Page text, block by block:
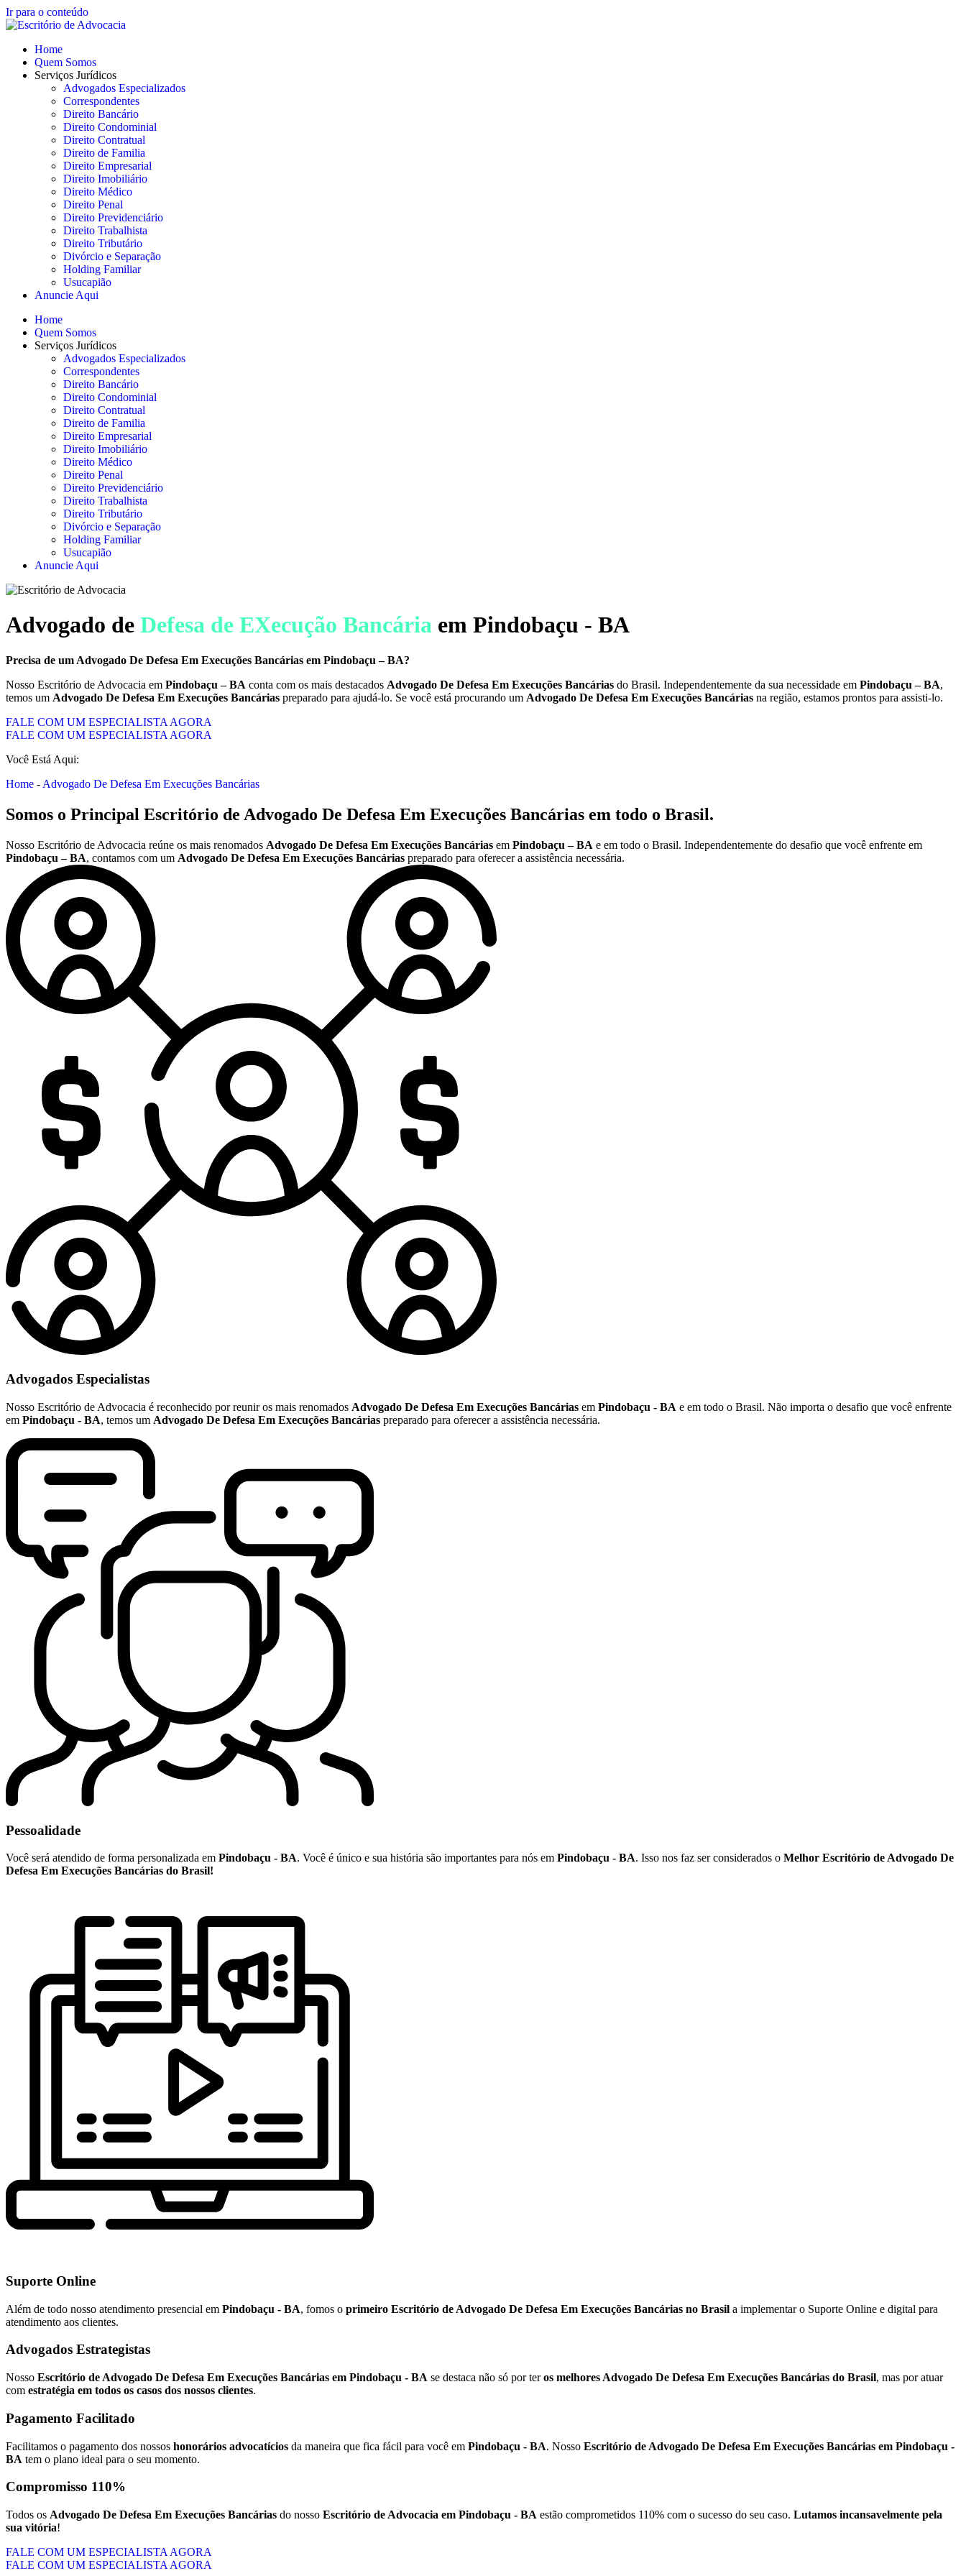
Ir para o conteúdo
Home
Quem Somos
Serviços Jurídicos
Advogados Especializados
Correspondentes
Direito Bancário
Direito Condominial
Direito Contratual
Direito de Familia
Direito Empresarial
Direito Imobiliário
Direito Médico
Direito Penal
Direito Previdenciário
Direito Trabalhista
Direito Tributário
Divórcio e Separação
Holding Familiar
Usucapião
Anuncie Aqui
Home
Quem Somos
Serviços Jurídicos
Advogados Especializados
Correspondentes
Direito Bancário
Direito Condominial
Direito Contratual
Direito de Familia
Direito Empresarial
Direito Imobiliário
Direito Médico
Direito Penal
Direito Previdenciário
Direito Trabalhista
Direito Tributário
Divórcio e Separação
Holding Familiar
Usucapião
Anuncie Aqui
Advogado de Defesa de EXecução Bancária em Pindobaçu - BA
Precisa de um Advogado De Defesa Em Execuções Bancárias em Pindobaçu – BA?
Nosso Escritório de Advocacia em Pindobaçu – BA conta com os mais destacados Advogado De Defesa Em Execuções Bancárias do Brasil. Independentemente da sua necessidade em Pindobaçu – BA,
temos um Advogado De Defesa Em Execuções Bancárias preparado para ajudá-lo. Se você está procurando um Advogado De Defesa Em Execuções Bancárias na região, estamos prontos para assisti-lo.
FALE COM UM ESPECIALISTA AGORA
FALE COM UM ESPECIALISTA AGORA
Você Está Aqui:
Home - Advogado De Defesa Em Execuções Bancárias
Somos o Principal Escritório de Advogado De Defesa Em Execuções Bancárias em todo o Brasil.
Nosso Escritório de Advocacia reúne os mais renomados Advogado De Defesa Em Execuções Bancárias em Pindobaçu – BA e em todo o Brasil. Independentemente do desafio que você enfrente em
Pindobaçu – BA, contamos com um Advogado De Defesa Em Execuções Bancárias preparado para oferecer a assistência necessária.
Advogados Especialistas
Nosso Escritório de Advocacia é reconhecido por reunir os mais renomados Advogado De Defesa Em Execuções Bancárias em Pindobaçu - BA e em todo o Brasil. Não importa o desafio que você enfrente
em Pindobaçu - BA, temos um Advogado De Defesa Em Execuções Bancárias preparado para oferecer a assistência necessária.
Pessoalidade
Você será atendido de forma personalizada em Pindobaçu - BA. Você é único e sua história são importantes para nós em Pindobaçu - BA. Isso nos faz ser considerados o Melhor Escritório de Advogado De
Defesa Em Execuções Bancárias do Brasil!
Suporte Online
Além de todo nosso atendimento presencial em Pindobaçu - BA, fomos o primeiro Escritório de Advogado De Defesa Em Execuções Bancárias no Brasil a implementar o Suporte Online e digital para
atendimento aos clientes.
Advogados Estrategistas
Nosso Escritório de Advogado De Defesa Em Execuções Bancárias em Pindobaçu - BA se destaca não só por teros melhores Advogado De Defesa Em Execuções Bancárias do Brasil, mas por atuar
com estratégia em todos os casos dos nossos clientes.
Pagamento Facilitado
Facilitamos o pagamento dos nossos honorários advocatícios da maneira que fica fácil para você em Pindobaçu - BA. Nosso Escritório de Advogado De Defesa Em Execuções Bancárias em Pindobaçu -
BA tem o plano ideal para o seu momento.
Compromisso 110%
Todos os Advogado De Defesa Em Execuções Bancárias do nosso Escritório de Advocacia em Pindobaçu - BA estão comprometidos 110% com o sucesso do seu caso. Lutamos incansavelmente pela
sua vitória!
FALE COM UM ESPECIALISTA AGORA
FALE COM UM ESPECIALISTA AGORA